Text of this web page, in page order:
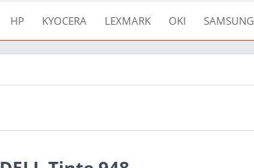
HP KYOCERA LEXMARK OKI SAMSUNG